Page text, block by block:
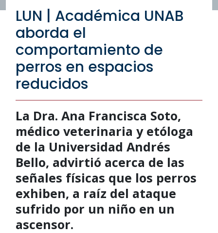
LUN | Académica UNAB
aborda el
comportamiento de
perros en espacios
reducidos
La Dra. Ana Francisca Soto,
médico veterinaria y etóloga
de la Universidad Andrés
Bello, advirtió acerca de las
señales físicas que los perros
exhiben, a raíz del ataque
sufrido por un niño en un
ascensor.